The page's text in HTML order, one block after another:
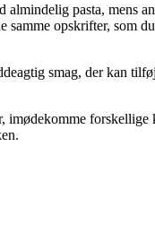
pasta, mens
opskrifter, som
smag, der kan
forskellige